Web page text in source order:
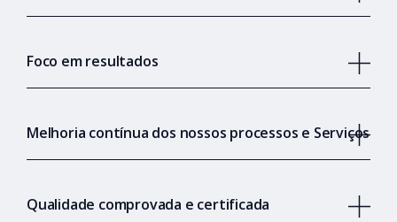
Foco em resultados
Melhoria contínua dos nossos processos e Serviços
Qualidade comprovada e certificada